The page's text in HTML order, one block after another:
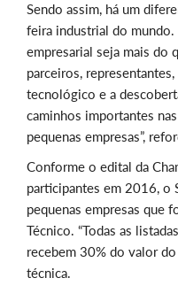
Sendo assim, há um
feira industrial do mundo.
empresarial seja mais do
parceiros,
tecnológico e a
caminhos importantes
pequenas empresas”,
Conforme o edital da
participantes em 2016, o
pequenas empresas que
Técnico. “Todas as
recebem 30% do valor
técnica.